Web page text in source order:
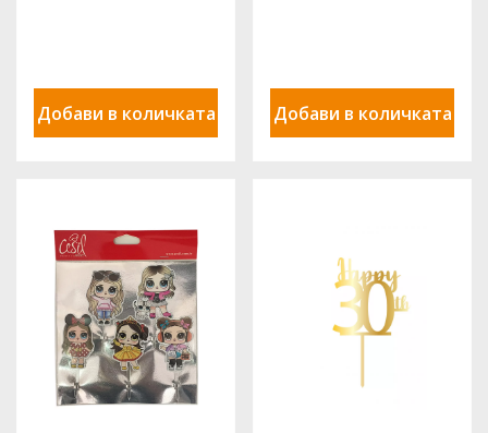
Добави в количката Добави в количката